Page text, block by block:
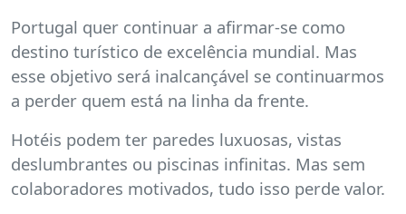
Portugal quer continuar a afirmar-se como
destino turístico de excelência mundial. Mas
esse objetivo será inalcançável se continuarmos
a perder quem está na linha da frente.
Hotéis podem ter paredes luxuosas, vistas
deslumbrantes ou piscinas infinitas. Mas sem
colaboradores motivados, tudo isso perde valor.